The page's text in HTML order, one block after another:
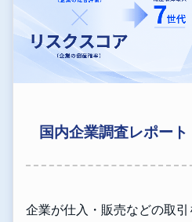
国内企業調査レポート
企業が仕入・販売などの取